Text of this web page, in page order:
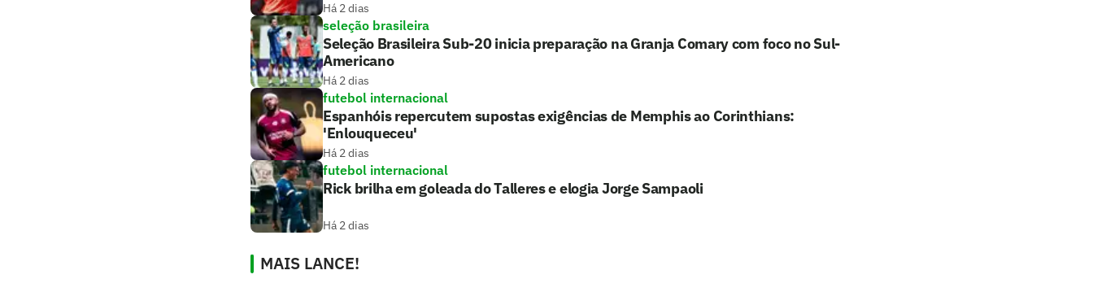
Há 2 dias
seleção brasileira
Seleção Brasileira Sub-20 inicia preparação na Granja Comary com foco no Sul-
Americano
Há 2 dias
futebol internacional
Espanhóis repercutem supostas exigências de Memphis ao Corinthians:
'Enlouqueceu'
Há 2 dias
futebol internacional
Rick brilha em goleada do Talleres e elogia Jorge Sampaoli
Há 2 dias
MAIS LANCE!